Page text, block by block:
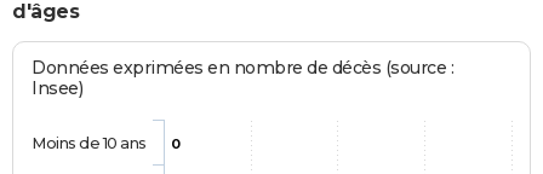
d'âges
Données exprimées en nombre de décès (source :
Insee)
0
Moins de 10 ans